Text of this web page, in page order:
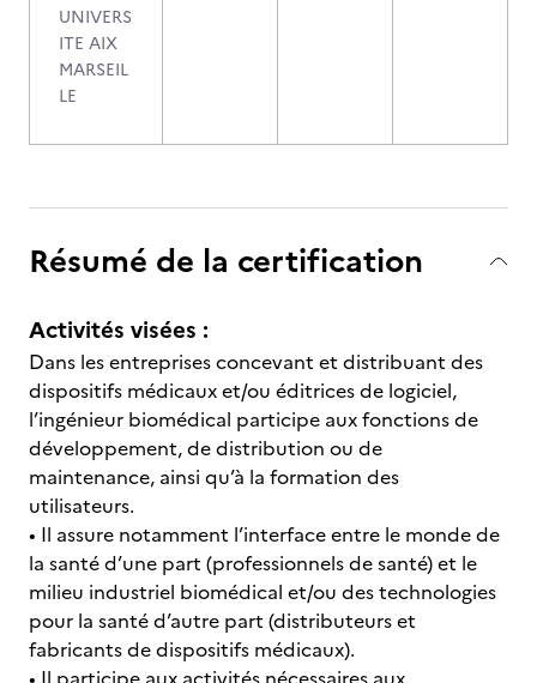
UNIVERS
ITE AIX
MARSEIL
LE
Résumé de la certification
Activités visées :
Dans les entreprises concevant et distribuant des
dispositifs médicaux et/ou éditrices de logiciel,
l’ingénieur biomédical participe aux fonctions de
développement, de distribution ou de
maintenance, ainsi qu’à la formation des
utilisateurs.
• Il assure notamment l’interface entre le monde de
la santé d’une part (professionnels de santé) et le
milieu industriel biomédical et/ou des technologies
pour la santé d’autre part (distributeurs et
fabricants de dispositifs médicaux).